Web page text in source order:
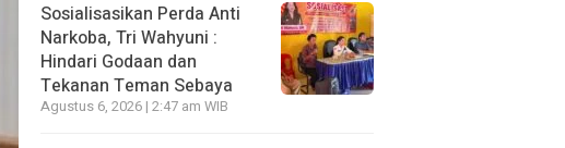
Sosialisasikan Perda Anti
Narkoba, Tri Wahyuni :
Hindari Godaan dan
Tekanan Teman Sebaya
Agustus 6, 2026 | 2:47 am WIB